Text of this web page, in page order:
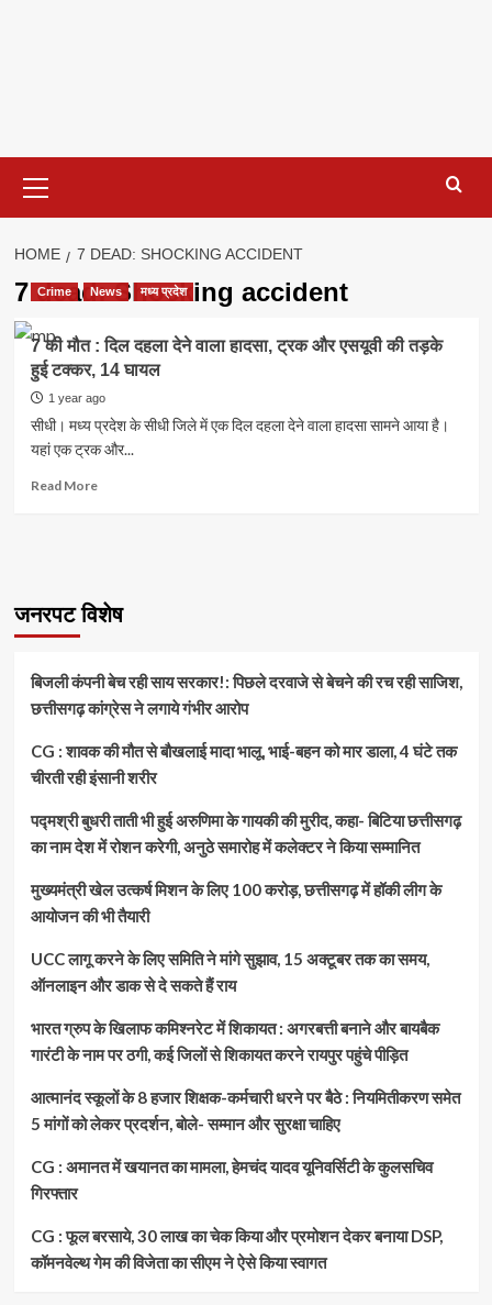
Menu
HOME 7 DEAD: SHOCKING ACCIDENT
7 dead: Shocking accident
Crime News मध्य प्रदेश
7 की मौत : दिल दहला देने वाला हादसा, ट्रक और एसयूवी की तड़के
हुई टक्कर, 14 घायल
1 year ago
सीधी। मध्य प्रदेश के सीधी जिले में एक दिल दहला देने वाला हादसा सामने आया है।
यहां एक ट्रक और...
Read MoreRead
:
दिल
देने
वाला
हादसा,
और
एसयूवी
तड़के
हुई
टक्कर,
14
घायल
जनरपट विशेष
बिजली कंपनी बेच रही साय सरकार!: पिछले दरवाजे से बेचने की रच रही साजिश,
छत्तीसगढ़ कांग्रेस ने लगाये गंभीर आरोप
CG : शावक की मौत से बौखलाई मादा भालू, भाई-बहन को मार डाला, 4 घंटे तक
चीरती रही इंसानी शरीर
पद्मश्री बुधरी ताती भी हुई अरुणिमा के गायकी की मुरीद, कहा- बिटिया छत्तीसगढ़
का नाम देश में रोशन करेगी, अनुठे समारोह में कलेक्टर ने किया सम्मानित
मुख्यमंत्री खेल उत्कर्ष मिशन के लिए 100 करोड़, छत्तीसगढ़ में हॉकी लीग के
आयोजन की भी तैयारी
UCC लागू करने के लिए समिति ने मांगे सुझाव, 15 अक्टूबर तक का समय,
ऑनलाइन और डाक से दे सकते हैं राय
भारत ग्रुप के खिलाफ कमिश्नरेट में शिकायत : अगरबत्ती बनाने और बायबैक
गारंटी के नाम पर ठगी, कई जिलों से शिकायत करने रायपुर पहुंचे पीड़ित
आत्मानंद स्कूलों के 8 हजार शिक्षक-कर्मचारी धरने पर बैठे : नियमितीकरण समेत
5 मांगों को लेकर प्रदर्शन, बोले- सम्मान और सुरक्षा चाहिए
CG : अमानत में खयानत का मामला, हेमचंद यादव यूनिवर्सिटी के कुलसचिव
गिरफ्तार
CG : फूल बरसाये, 30 लाख का चेक किया और प्रमोशन देकर बनाया DSP,
कॉमनवेल्थ गेम की विजेता का सीएम ने ऐसे किया स्वागत